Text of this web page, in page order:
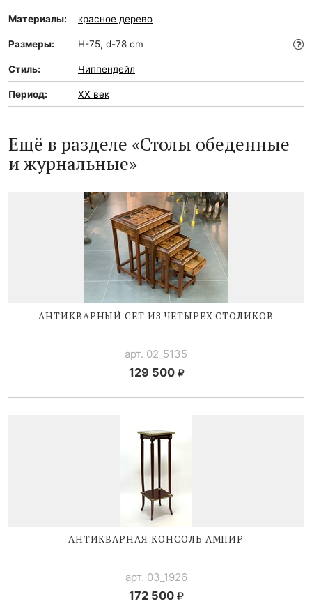
Материалы: красное дерево
Размеры: H-75, d-78 cm
Стиль: Чиппендейл
Период: XX век
Ещё в разделе «Столы обеденные
и журнальные»
АНТИКВАРНЫЙ СЕТ ИЗ ЧЕТЫРЁХ СТОЛИКОВ
арт. 02_5135
129 500
АНТИКВАРНАЯ КОНСОЛЬ АМПИР
арт. 03_1926
172 500